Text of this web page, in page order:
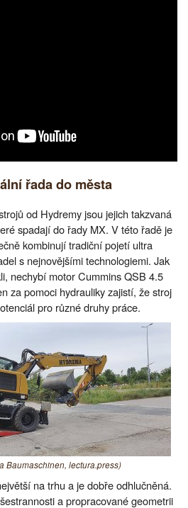
řada do města
od Hydremy jsou jejich takzvaná
spadají do řady MX. V této řadě je
kombinují tradiční pojetí ultra
s nejnovějšími technologiemi. Jak
nechybí motor Cummins QSB 4.5
za pomoci hydrauliky zajistí, že stroj
pro různé druhy práce.
Baumaschinen, lectura.press)
na trhu a je dobře odhlučněná.
a propracované geometrii